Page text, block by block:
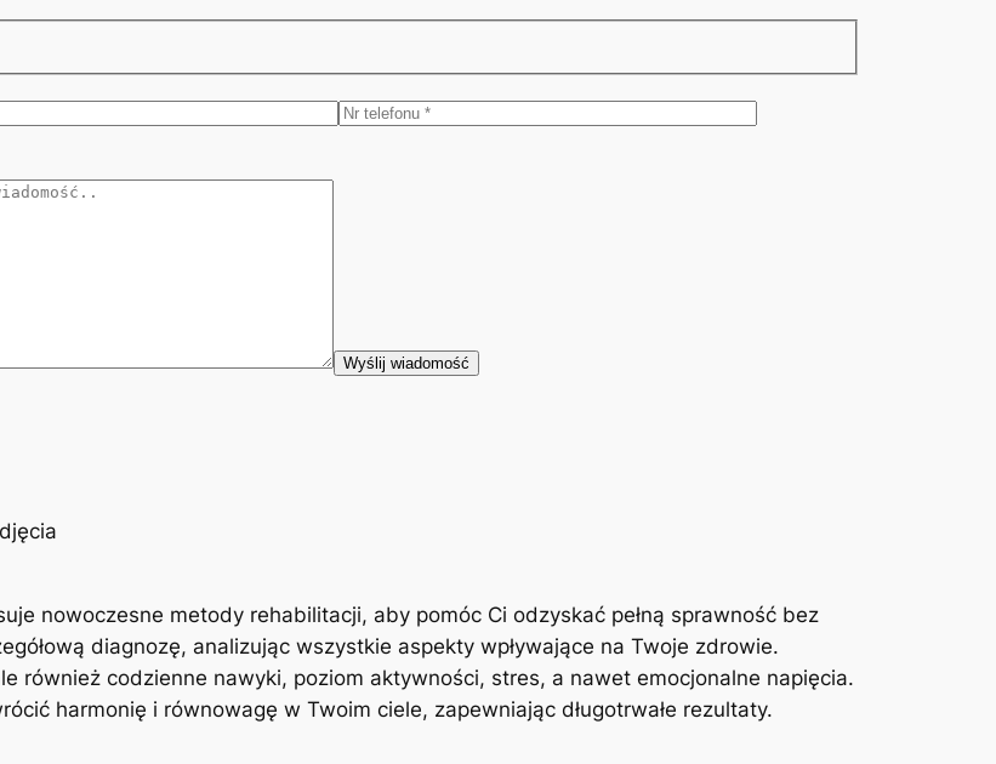
nowoczesne metody rehabilitacji, aby pomóc Ci odzyskać pełną sprawność bez
diagnozę, analizując wszystkie aspekty wpływające na Twoje zdrowie.
również codzienne nawyki, poziom aktywności, stres, a nawet emocjonalne napięcia.
harmonię i równowagę w Twoim ciele, zapewniając długotrwałe rezultaty.